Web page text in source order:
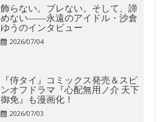
飾らない。ブレない。そして、諦
めない――永遠のアイドル・沙倉
ゆうのインタビュー
2026/07/04
『侍タイ』コミックス発売＆スピ
ンオフドラマ『心配無用ノ介 天下
御免』も漫画化！
2026/07/03